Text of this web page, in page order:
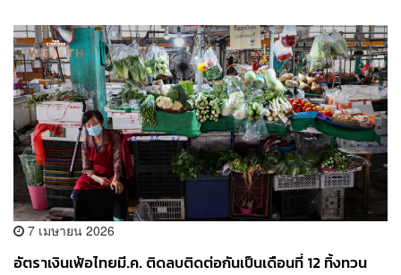
7 เมษายน 2026
อัตราเงินเฟ้อไทยมี.ค. ติดลบติดต่อกันเป็นเดือนที่ 12 ทิ้งทวน